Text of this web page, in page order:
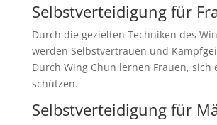
Selbstverteidigung für
Durch die gezielten Techniken des
werden Selbstvertrauen und
Durch Wing Chun lernen Frauen, sich
schützen.
Selbstverteidigung für